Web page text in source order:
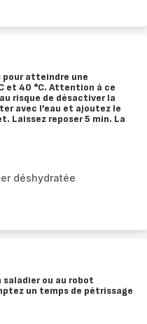
pour atteindre une
et 40 °C. Attention à ce
risque de désactiver la
avec l’eau et ajoutez le
Laissez reposer 5 min. La
déshydratée
saladier ou au robot
un temps de pétrissage